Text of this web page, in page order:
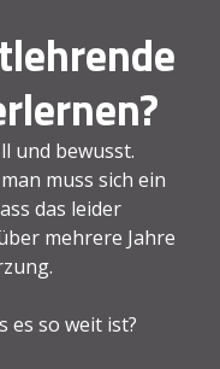
und bewusst.
muss sich ein
das leider
mehrere Jahre
es so weit ist?